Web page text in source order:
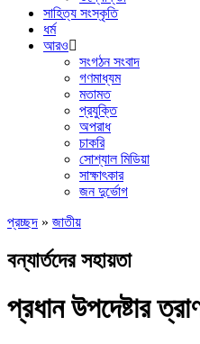
সাহিত্য সংস্কৃতি
ধর্ম
আরও
সংগঠন সংবাদ
গণমাধ্যম
মতামত
প্রযুক্তি
অপরাধ
চাকরি
সোশ্যাল মিডিয়া
সাক্ষাৎকার
জন দুর্ভোগ
প্রচ্ছদ » জাতীয়
বন্যার্তদের সহায়তা
প্রধান উপদেষ্টার